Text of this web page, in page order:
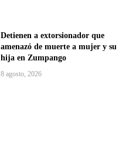
Detienen a extorsionador que
amenazó de muerte a mujer y su
hija en Zumpango
8 agosto, 2026